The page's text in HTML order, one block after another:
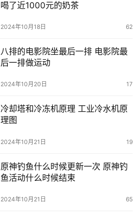
喝了近1000元的奶茶
2024年10月18日 62
八排的电影院坐最后一排 电影院最
后一排做运动
2024年10月20日 17
冷却塔和冷冻机原理 工业冷水机原
理图
2024年10月21日 19
原神钓鱼什么时候更新一次 原神钓
鱼活动什么时候结束
2024年10月21日 65